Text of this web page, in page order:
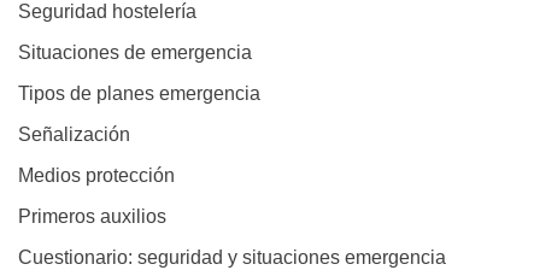
Seguridad hostelería
Situaciones de emergencia
Tipos de planes emergencia
Señalización
Medios protección
Primeros auxilios
Cuestionario: seguridad y situaciones emergencia